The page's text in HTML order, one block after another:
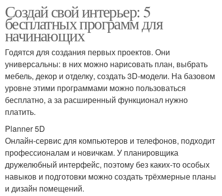
Создай свой интерьер: 5
бесплатных программ для
начинающих
Годятся для создания первых проектов. Они
универсальны: в них можно нарисовать план, выбрать
мебель, декор и отделку, создать 3D-модели. На базовом
уровне этими программами можно пользоваться
бесплатно, а за расширенный функционал нужно
платить.
Planner 5D
Онлайн-сервис для компьютеров и телефонов, подходит
профессионалам и новичкам. У планировщика
дружелюбный интерфейс, поэтому без каких-то особых
навыков и подготовки можно создать трёхмерные планы
и дизайн помещений.